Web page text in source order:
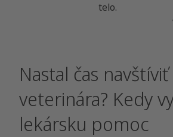
telo.
Nastal čas navštíviť
veterinára? Kedy
lekársku pomoc